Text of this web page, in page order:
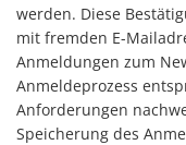
werden. Diese
mit fremden E-
Anmeldungen zum
Anmeldeprozess
Anforderungen
Speicherung des